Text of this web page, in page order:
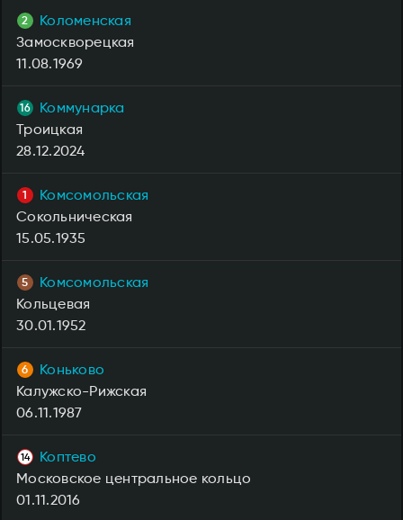
Коломенская
Замоскворецкая
11.08.1969
Коммунарка
Троицкая
28.12.2024
Комсомольская
Сокольническая
15.05.1935
Комсомольская
Кольцевая
30.01.1952
Коньково
Калужско-Рижская
06.11.1987
Коптево
Московское центральное кольцо
01.11.2016